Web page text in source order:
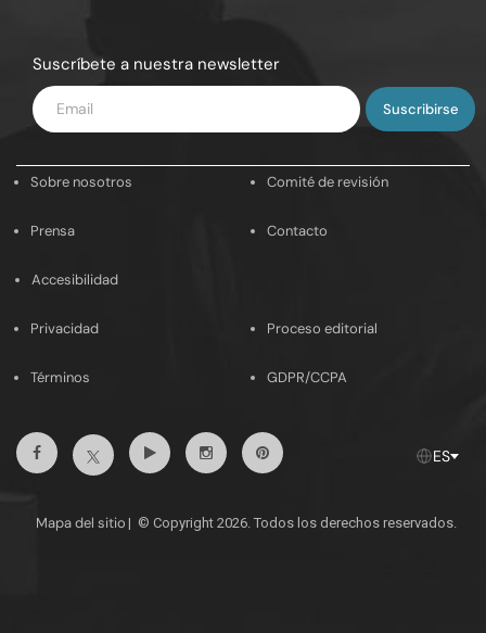
Suscríbete a nuestra newsletter
Introduce
tu
Sobre nosotros Comité de revisión
Prensa Contacto
Accesibilidad
Privacidad Proceso editorial
Términos GDPR/CCPA
FacebookTwitterYoutubeInstagramPinterest ES
Mapa del sitio | © Copyright 2026. Todos los derechos reservados.